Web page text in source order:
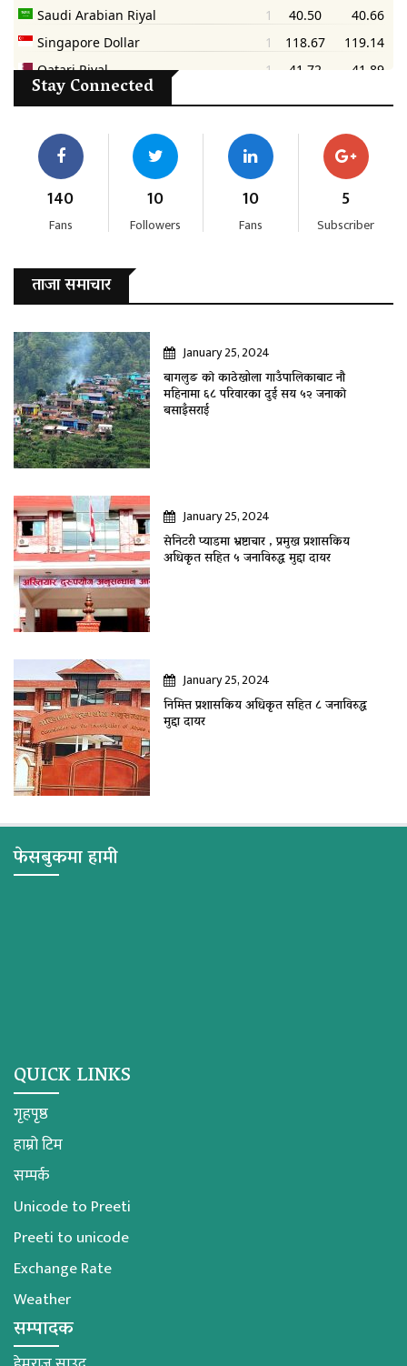
Stay Connected
140
Fans
10
Followers
10
Fans
5
Subscriber
ताजा समाचार
January 25, 2024
बागलुङ काे काठेखोला गाउँपालिकाबाट नौ
महिनामा ६८ परिवारका दुई सय ५२ जनाकाे
बसाइँसराई
January 25, 2024
सेनिटरी प्याडमा भ्रष्टाचार , प्रमुख प्रशासकिय
अधिकृत सहित ५ जनाविरुद्ध मुद्दा दायर
January 25, 2024
निमित्त प्रशासकिय अधिकृत सहित ८ जनाविरुद्ध
मुद्दा दायर
फेसबुकमा हामी
QUICK LINKS
गृहपृष्ठ
हाम्रो टिम
सम्पर्क
Unicode to Preeti
Preeti to unicode
Exchange Rate
Weather
सम्पादक